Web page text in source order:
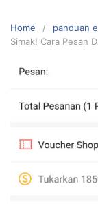
Home
panduan
Simak! Cara Pesan